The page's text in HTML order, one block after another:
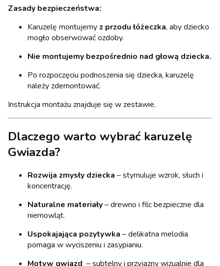
Zasady bezpieczeństwa:
Karuzelę montujemy z przodu łóżeczka, aby dziecko
mogło obserwować ozdoby.
Nie montujemy bezpośrednio nad głową dziecka.
Po rozpoczęciu podnoszenia się dziecka, karuzelę
należy zdemontować.
Instrukcja montażu znajduje się w zestawie.
Dlaczego warto wybrać karuzelę
Gwiazda?
Rozwija zmysły dziecka – stymuluje wzrok, słuch i
koncentrację.
Naturalne materiały– drewno i filc bezpieczne dla
niemowląt.
Uspokajająca pozytywka – delikatna melodia
pomaga w wyciszeniu i zasypianiu.
Motyw gwiazd – subtelny i przyjazny wizualnie dla